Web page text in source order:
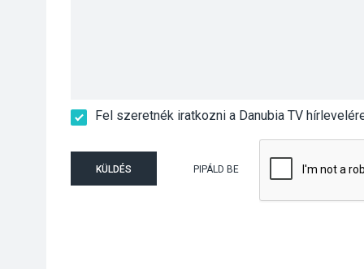
Fel szeretnék iratkozni a Danubia TV
KÜLDÉS PIPÁLD BE